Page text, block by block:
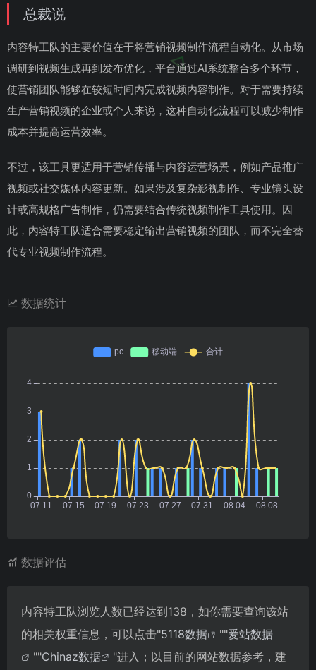
总裁说
内容特工队的主要价值在于将营销视频制作流程自动化。从市场
调研到视频生成再到发布优化，平台通过AI系统整合多个环节，
使营销团队能够在较短时间内完成视频内容制作。对于需要持续
生产营销视频的企业或个人来说，这种自动化流程可以减少制作
成本并提高运营效率。
不过，该工具更适用于营销传播与内容运营场景，例如产品推广
视频或社交媒体内容更新。如果涉及复杂影视制作、专业镜头设
计或高规格广告制作，仍需要结合传统视频制作工具使用。因
此，内容特工队适合需要稳定输出营销视频的团队，而不完全替
代专业视频制作流程。
数据统计
数据评估
内容特工队浏览人数已经达到138，如你需要查询该站
的相关权重信息，可以点击"5118数据 ""爱站数据
""Chinaz数据
"进入；以目前的网站数据参考，建